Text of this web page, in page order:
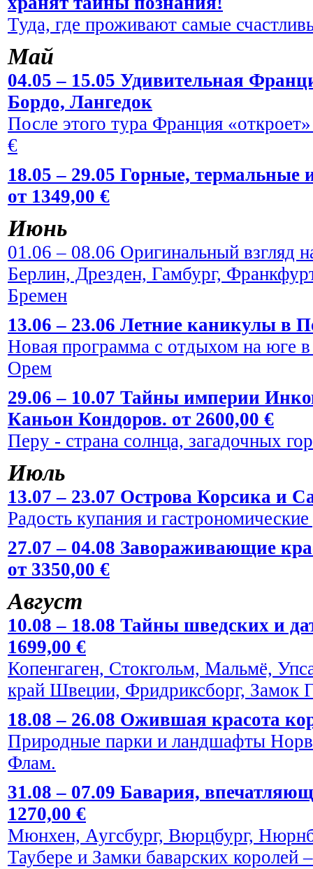
Туда, где проживают самые
Май
04.05 – 15.05 Удивительная
Бордо, Лангедок
После этого тура Франция
€
18.05 – 29.05 Горные,
от 1349,00 €
Июнь
01.06 – 08.06 Оригинальный взгляд
Берлин, Дрезден, Гамбург,
Бремен
13.06 – 23.06 Летние каникулы в
Новая программа с отдыхом на юге
Орем
29.06 – 10.07 Тайны империи
Каньон Кондоров. от 2600,00 €
Перу - страна солнца, загадочных
Июль
13.07 – 23.07 Острова Корсика и
Радость купания и
27.07 – 04.08 Завораживающие
от 3350,00 €
Август
10.08 – 18.08 Тайны шведских и
1699,00 €
Копенгаген, Стокгольм, Мальмё,
край Швеции, Фридриксборг, Замок
18.08 – 26.08 Ожившая красота
Природные парки и ландшафты
Флам.
31.08 – 07.09 Бавария,
1270,00 €
Мюнхен, Аугсбург, Вюрцбург,
Таубере и Замки баварских